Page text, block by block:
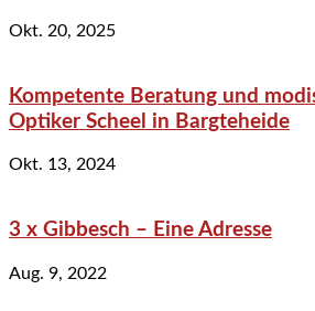
Okt. 20, 2025
Kompetente Beratung und
Optiker Scheel in Bargteheide
Okt. 13, 2024
3 x Gibbesch – Eine Adresse
Aug. 9, 2022